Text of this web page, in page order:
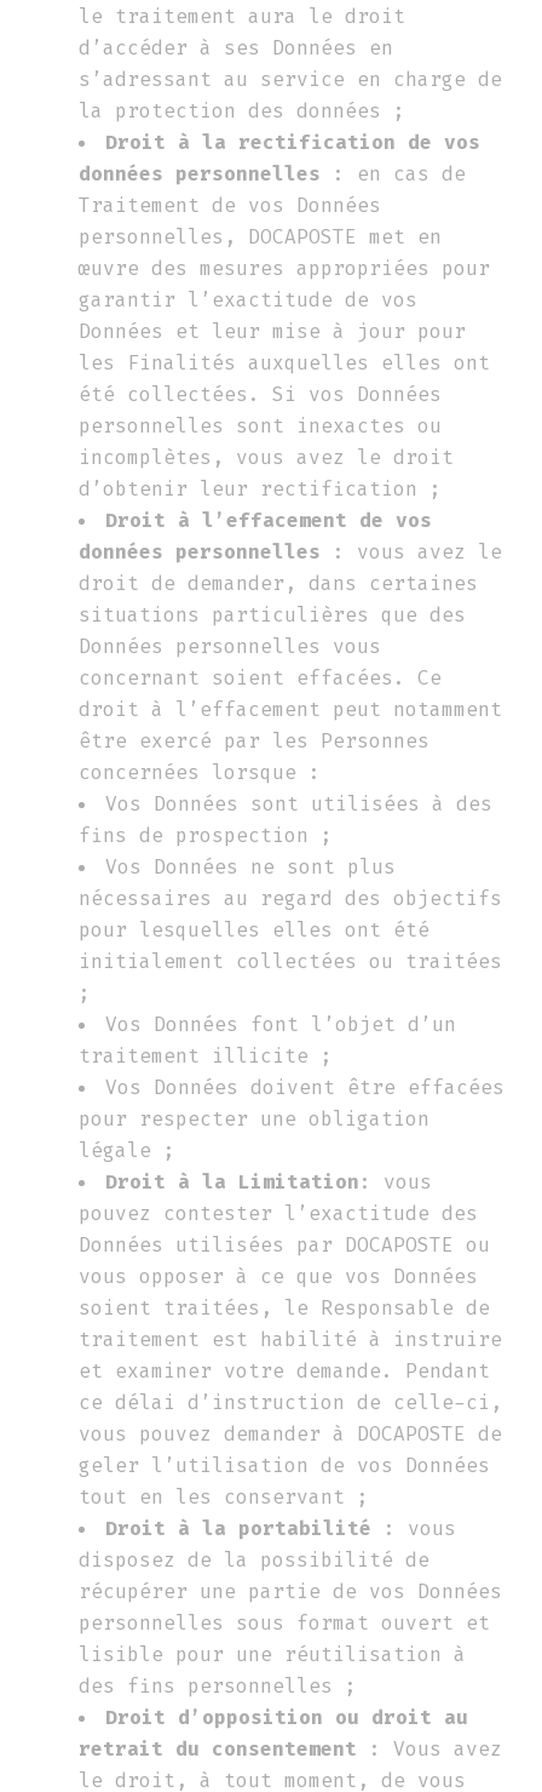
le traitement aura le droit
d’accéder à ses Données en
s’adressant au service en charge de
la protection des données ;
Droit à la rectification de vos
données personnelles : en cas de
Traitement de vos Données
personnelles, DOCAPOSTE met en
œuvre des mesures appropriées pour
garantir l’exactitude de vos
Données et leur mise à jour pour
les Finalités auxquelles elles ont
été collectées. Si vos Données
personnelles sont inexactes ou
incomplètes, vous avez le droit
d’obtenir leur rectification ;
Droit à l’effacement de vos
données personnelles : vous avez le
droit de demander, dans certaines
situations particulières que des
Données personnelles vous
concernant soient effacées. Ce
droit à l’effacement peut notamment
être exercé par les Personnes
concernées lorsque :
Vos Données sont utilisées à des
fins de prospection ;
Vos Données ne sont plus
nécessaires au regard des objectifs
pour lesquelles elles ont été
initialement collectées ou traitées
;
Vos Données font l’objet d’un
traitement illicite ;
Vos Données doivent être effacées
pour respecter une obligation
légale ;
Droit à la Limitation: vous
pouvez contester l’exactitude des
Données utilisées par DOCAPOSTE ou
vous opposer à ce que vos Données
soient traitées, le Responsable de
traitement est habilité à instruire
et examiner votre demande. Pendant
ce délai d’instruction de celle-ci,
vous pouvez demander à DOCAPOSTE de
geler l’utilisation de vos Données
tout en les conservant ;
Droit à la portabilité : vous
disposez de la possibilité de
récupérer une partie de vos Données
personnelles sous format ouvert et
lisible pour une réutilisation à
des fins personnelles ;
Droit d’opposition ou droit au
retrait du consentement : Vous avez
le droit, à tout moment, de vous